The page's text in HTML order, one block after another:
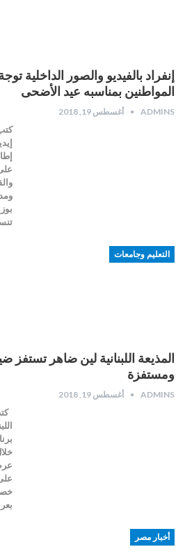
إنفراد بالفيديو والصور الداخلية
المواطنين بمناسبه عيد الأضحى
ADMINS أغسطس 19, 2018
التعليم وجامعات
المذيعة اللبنانية لين ضاهر تستفز
ومستفزة
ADMINS أغسطس 19, 2018
أخبار مصر